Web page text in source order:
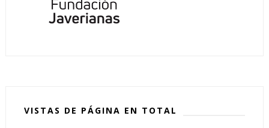
VISTAS DE PÁGINA EN TOTAL